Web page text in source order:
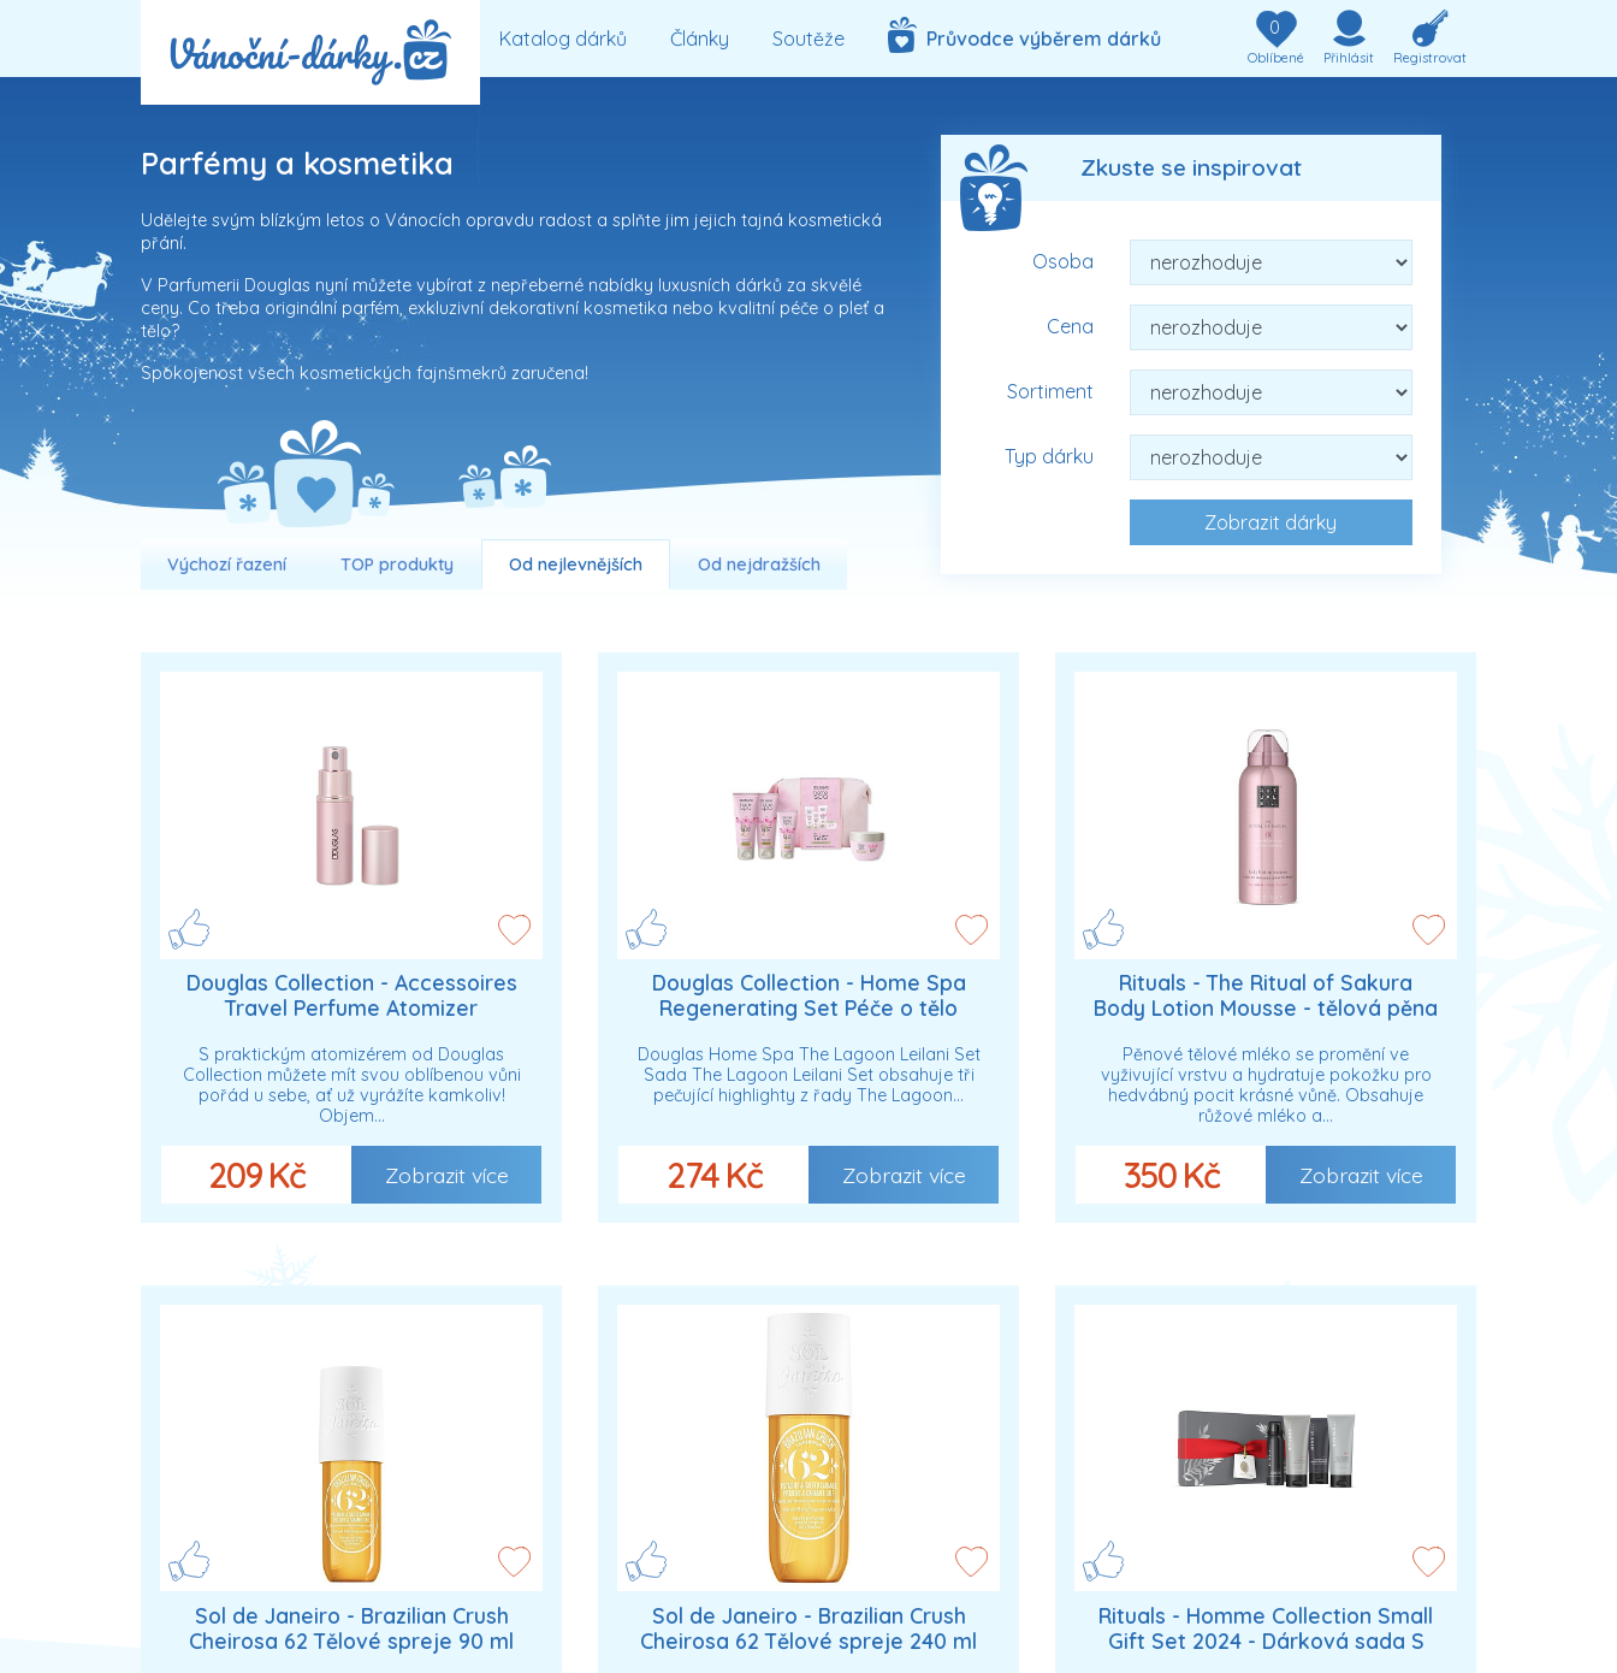
Katalog dárků Články Soutěže Průvodce výběrem dárků 0
Oblíbené Přihlásit Registrovat
Parfémy a kosmetika
Udělejte svým blízkým letos o Vánocích opravdu radost a splňte jim jejich tajná kosmetická
přání.
V Parfumerii Douglas nyní můžete vybírat z nepřeberné nabídky luxusních dárků za skvělé
ceny. Co třeba originální parfém, exkluzivní dekorativní kosmetika nebo kvalitní péče o pleť a
tělo?
Spokojenost všech kosmetických fajnšmekrů zaručena!
Výchozí řazení TOP produkty Od nejlevnějších Od nejdražších
Zkuste se inspirovat
Osoba
Cena
Sortiment
Typ dárku
Douglas Collection - Accessoires
Travel Perfume Atomizer
S praktickým atomizérem od Douglas
Collection můžete mít svou oblíbenou vůni
pořád u sebe, ať už vyrážíte kamkoliv!
Objem…
209 Kč Zobrazit více
Douglas Collection - Home Spa
Regenerating Set Péče o tělo
Douglas Home Spa The Lagoon Leilani Set
Sada The Lagoon Leilani Set obsahuje tři
pečující highlighty z řady The Lagoon…
274 Kč Zobrazit více
Rituals - The Ritual of Sakura
Body Lotion Mousse - tělová pěna
Pěnové tělové mléko se promění ve
vyživující vrstvu a hydratuje pokožku pro
hedvábný pocit krásné vůně. Obsahuje
růžové mléko a…
350 Kč Zobrazit více
Sol de Janeiro - Brazilian Crush
Cheirosa 62 Tělové spreje 90 ml
Sol de Janeiro - Brazilian Crush
Cheirosa 62 Tělové spreje 240 ml
Rituals - Homme Collection Small
Gift Set 2024 - Dárková sada S